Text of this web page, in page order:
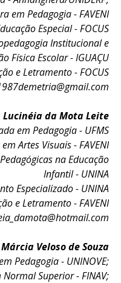
em Pedagogia - FAVENI
Especial - FOCUS
Institucional e
Física Escolar - IGUAÇU
e Letramento - FOCUS
Lucinéia da Mota Leite
em Pedagogia - UFMS
Artes Visuais - FAVENI
na Educação
Infantil - UNINA
Especializado - UNINA
e Letramento - FAVENI
Márcia Veloso de Souza
Pedagogia - UNINOVE;
Superior - FINAV;